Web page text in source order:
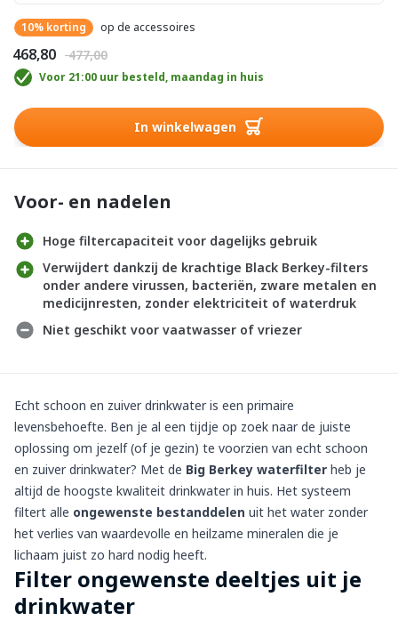
10% korting op de accessoires
€ 468,80 € 477,00
Voor 21:00 uur besteld, maandag in huis
In winkelwagen
Voor- en nadelen
Hoge filtercapaciteit voor dagelijks gebruik
Verwijdert dankzij de krachtige Black Berkey-filters
onder andere virussen, bacteriën, zware metalen en
medicijnresten, zonder elektriciteit of waterdruk
Niet geschikt voor vaatwasser of vriezer
Echt schoon en zuiver drinkwater is een primaire
levensbehoefte. Ben je al een tijdje op zoek naar de juiste
oplossing om jezelf (of je gezin) te voorzien van echt schoon
en zuiver drinkwater? Met de Big Berkey waterfilter heb je
altijd de hoogste kwaliteit drinkwater in huis. Het systeem
filtert alle ongewenste bestanddelen uit het water zonder
het verlies van waardevolle en heilzame mineralen die je
lichaam juist zo hard nodig heeft.
Filter ongewenste deeltjes uit je
drinkwater